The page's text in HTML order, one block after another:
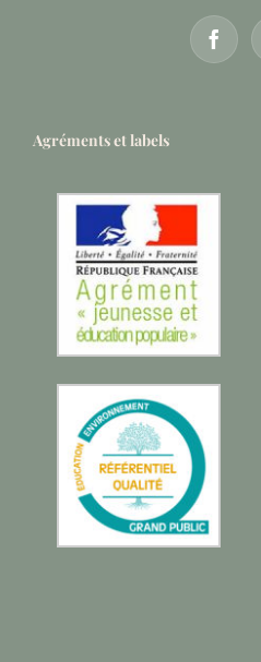
Agréments et labels